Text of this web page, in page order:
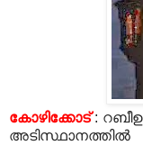
കോഴിക്കോട്: